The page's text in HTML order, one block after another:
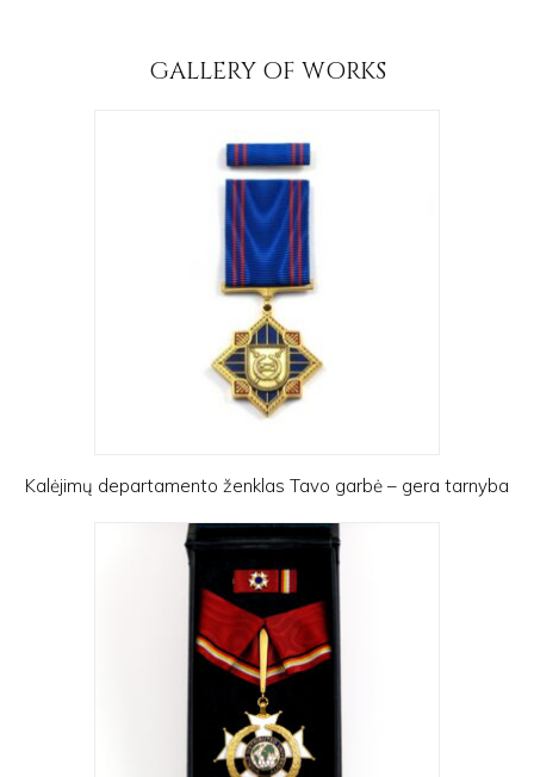
GALLERY OF WORKS
Kalėjimų departamento ženklas Tavo garbė – gera tarnyba